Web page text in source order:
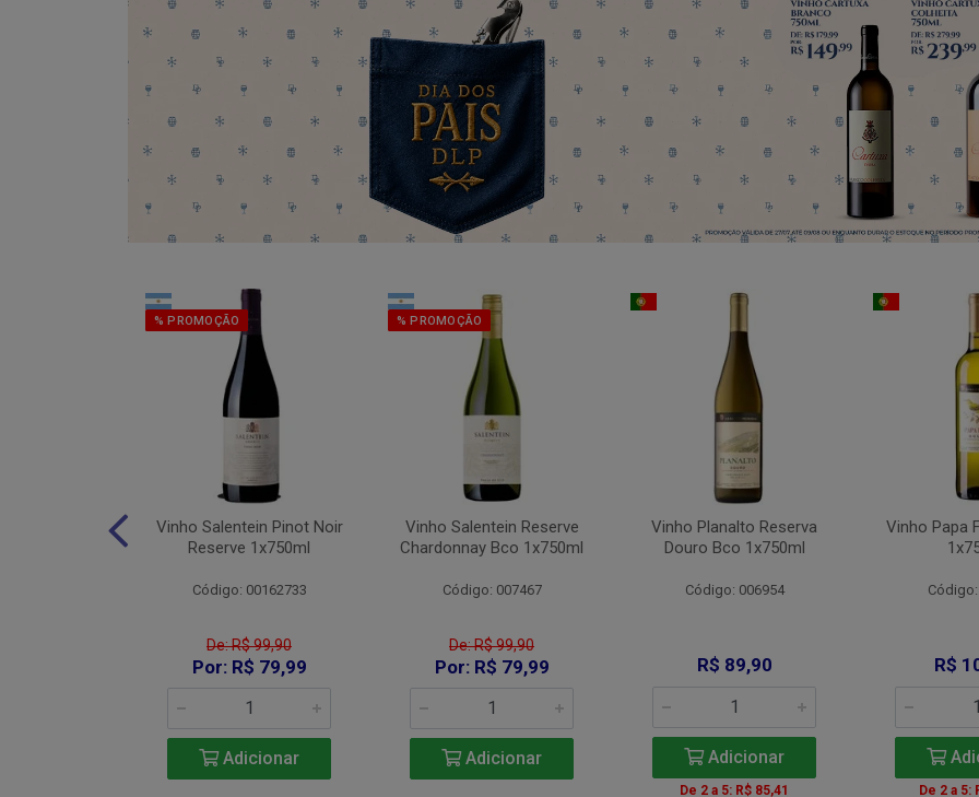
% PROMOÇÃO
Vinho Salentein Pinot Noir
Reserve 1x750ml
Código: 00162733
De: R$ 99,90
Por: R$ 79,99
Adicionar
% PROMOÇÃO
Vinho Salentein Reserve
Chardonnay Bco 1x750ml
Código: 007467
De: R$ 99,90
Por: R$ 79,99
Adicionar
Vinho Planalto Reserva
Douro Bco 1x750ml
Código: 006954
R$ 89,90
Adicionar
De 2 a 5: R$ 85,41
Vinho Papa
R$
De 2 a 5: